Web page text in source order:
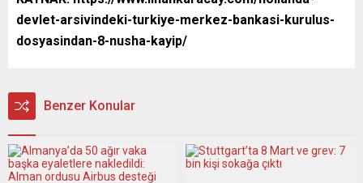
devlet-arsivindeki-turkiye-merkez-bankasi-kurulus-
dosyasindan-8-nusha-kayip/
Benzer Konular